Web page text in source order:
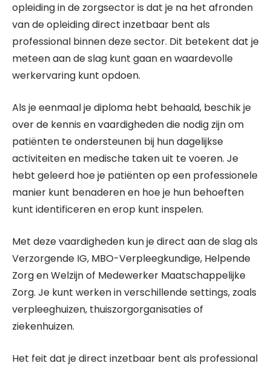
opleiding in de zorgsector is dat je na het afronden
van de opleiding direct inzetbaar bent als
professional binnen deze sector. Dit betekent dat je
meteen aan de slag kunt gaan en waardevolle
werkervaring kunt opdoen.
Als je eenmaal je diploma hebt behaald, beschik je
over de kennis en vaardigheden die nodig zijn om
patiënten te ondersteunen bij hun dagelijkse
activiteiten en medische taken uit te voeren. Je
hebt geleerd hoe je patiënten op een professionele
manier kunt benaderen en hoe je hun behoeften
kunt identificeren en erop kunt inspelen.
Met deze vaardigheden kun je direct aan de slag als
Verzorgende IG, MBO-Verpleegkundige, Helpende
Zorg en Welzijn of Medewerker Maatschappelijke
Zorg. Je kunt werken in verschillende settings, zoals
verpleeghuizen, thuiszorgorganisaties of
ziekenhuizen.
Het feit dat je direct inzetbaar bent als professional